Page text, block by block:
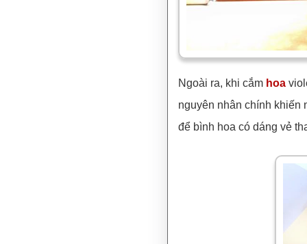
Ngoài ra, khi cắm hoa
nguyên nhân chính khiến
để bình hoa có dáng vẻ